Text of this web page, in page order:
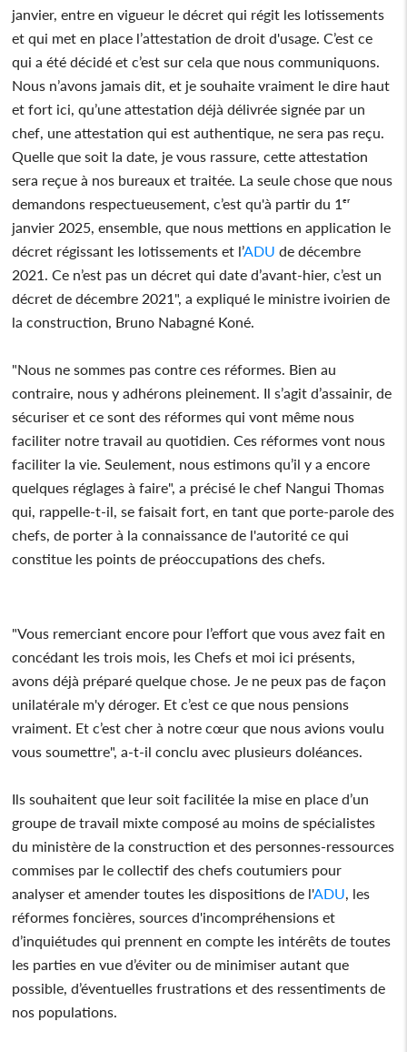
janvier, entre en vigueur le décret qui régit les lotissements
et qui met en place l’attestation de droit d'usage. C’est ce
qui a été décidé et c’est sur cela que nous communiquons.
Nous n’avons jamais dit, et je souhaite vraiment le dire haut
et fort ici, qu’une attestation déjà délivrée signée par un
chef, une attestation qui est authentique, ne sera pas reçu.
Quelle que soit la date, je vous rassure, cette attestation
sera reçue à nos bureaux et traitée. La seule chose que nous
demandons respectueusement, c’est qu'à partir du 1ᵉʳ
janvier 2025, ensemble, que nous mettions en application le
décret régissant les lotissements et l’ADU de décembre
2021. Ce n’est pas un décret qui date d’avant-hier, c’est un
décret de décembre 2021", a expliqué le ministre ivoirien de
la construction, Bruno Nabagné Koné.
"Nous ne sommes pas contre ces réformes. Bien au
contraire, nous y adhérons pleinement. Il s’agit d’assainir, de
sécuriser et ce sont des réformes qui vont même nous
faciliter notre travail au quotidien. Ces réformes vont nous
faciliter la vie. Seulement, nous estimons qu’il y a encore
quelques réglages à faire", a précisé le chef Nangui Thomas
qui, rappelle-t-il, se faisait fort, en tant que porte-parole des
chefs, de porter à la connaissance de l'autorité ce qui
constitue les points de préoccupations des chefs.
"Vous remerciant encore pour l’effort que vous avez fait en
concédant les trois mois, les Chefs et moi ici présents,
avons déjà préparé quelque chose. Je ne peux pas de façon
unilatérale m'y déroger. Et c’est ce que nous pensions
vraiment. Et c’est cher à notre cœur que nous avions voulu
vous soumettre", a-t-il conclu avec plusieurs doléances.
Ils souhaitent que leur soit facilitée la mise en place d’un
groupe de travail mixte composé au moins de spécialistes
du ministère de la construction et des personnes-ressources
commises par le collectif des chefs coutumiers pour
analyser et amender toutes les dispositions de l'ADU , les
réformes foncières, sources d'incompréhensions et
d’inquiétudes qui prennent en compte les intérêts de toutes
les parties en vue d’éviter ou de minimiser autant que
possible, d’éventuelles frustrations et des ressentiments de
nos populations.